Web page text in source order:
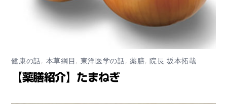
健康の話, 本草綱目, 東洋医学の話,薬膳, 院長 坂本拓哉
【薬膳紹介】たまねぎ